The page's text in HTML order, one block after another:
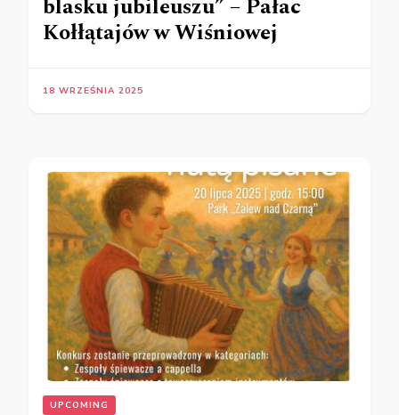
blasku jubileuszu” – Pałac
Kołłątajów w Wiśniowej
18 WRZEŚNIA 2025
UPCOMING